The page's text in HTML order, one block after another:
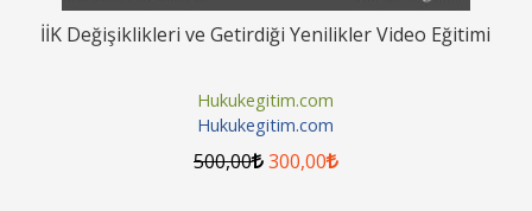
İİK Değişiklikleri ve Getirdiği Yenilikler Video Eğitimi
Hukukegitim.com
Hukukegitim.com
500,00 300,00